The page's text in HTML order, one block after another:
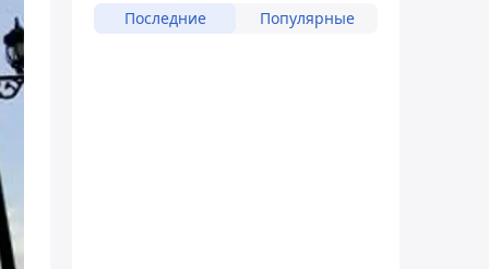
Последние Популярные